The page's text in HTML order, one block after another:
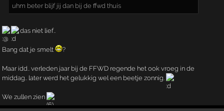
uhm beter blijf jij dan bij de ffwd thuis
das niet lief..
Bang dat je smelt ?
Maar idd.. verleden jaar bij de FFWD regende het ook vroeg in de
middag.. later werd het gelukkig wel een beetje zonnig.
We zullen zien